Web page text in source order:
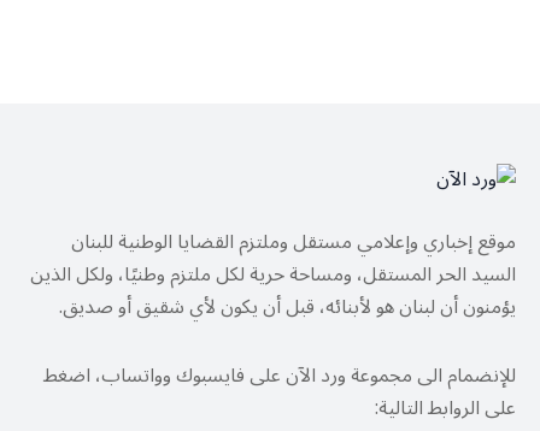
موقع إخباري وإعلامي مستقل وملتزم القضايا الوطنية للبنان
السيد الحر المستقل، ومساحة حرية لكل ملتزم وطنيًا، ولكل الذين
يؤمنون أن لبنان هو لأبنائه، قبل أن يكون لأي شقيق أو صديق.
للإنضمام الى مجموعة ورد الآن على فايسبوك وواتساب، اضغط
على الروابط التالية: